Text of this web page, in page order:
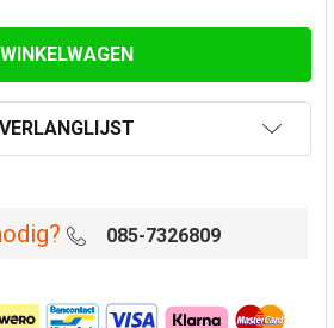
VERLANGLIJST
085-7326809